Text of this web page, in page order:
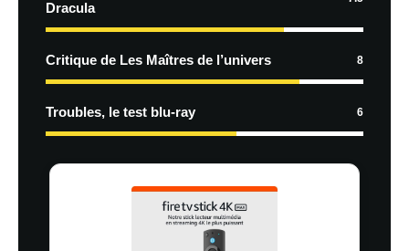
Dracula
Critique de Les Maîtres de l’univers 8
Troubles, le test blu-ray 6